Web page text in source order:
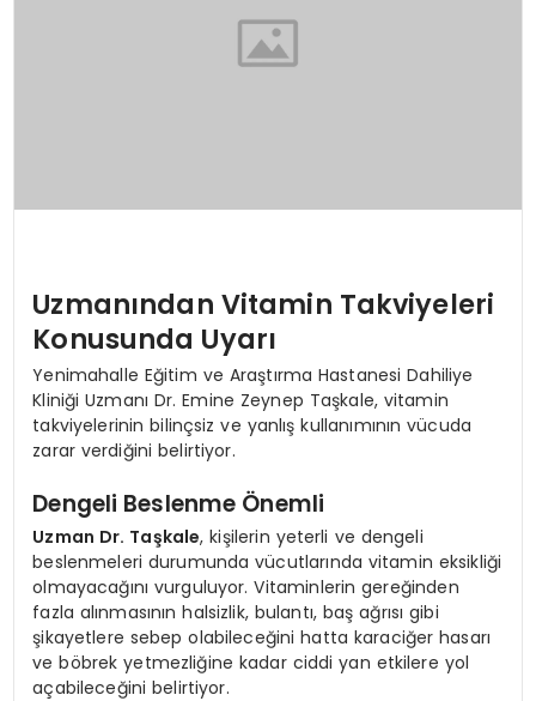
Uzmanından Vitamin Takviyeleri
Konusunda Uyarı
Yenimahalle Eğitim ve Araştırma Hastanesi Dahiliye
Kliniği Uzmanı Dr. Emine Zeynep Taşkale, vitamin
takviyelerinin bilinçsiz ve yanlış kullanımının vücuda
zarar verdiğini belirtiyor.
Dengeli Beslenme Önemli
Uzman Dr. Taşkale, kişilerin yeterli ve dengeli
beslenmeleri durumunda vücutlarında vitamin eksikliği
olmayacağını vurguluyor. Vitaminlerin gereğinden
fazla alınmasının halsizlik, bulantı, baş ağrısı gibi
şikayetlere sebep olabileceğini hatta karaciğer hasarı
ve böbrek yetmezliğine kadar ciddi yan etkilere yol
açabileceğini belirtiyor.